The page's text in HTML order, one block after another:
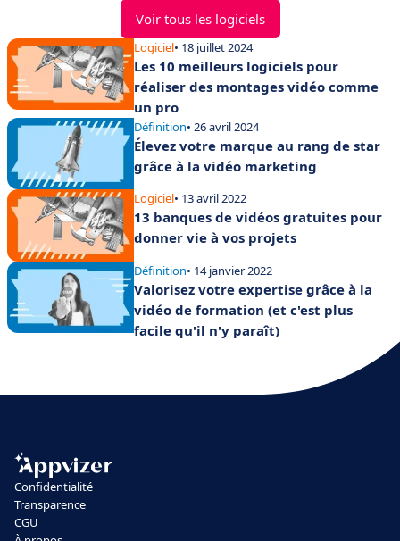
Voir tous les logiciels
Logiciel• 18 juillet 2024
Les 10 meilleurs logiciels pour
réaliser des montages vidéo comme
un pro
Définition• 26 avril 2024
Élevez votre marque au rang de star
grâce à la vidéo marketing
Logiciel• 13 avril 2022
13 banques de vidéos gratuites pour
donner vie à vos projets
Définition• 14 janvier 2022
Valorisez votre expertise grâce à la
vidéo de formation (et c'est plus
facile qu'il n'y paraît)
Confidentialité
Transparence
CGU